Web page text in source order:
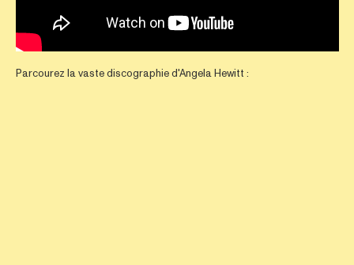
Parcourez la vaste discographie d'Angela Hewitt :